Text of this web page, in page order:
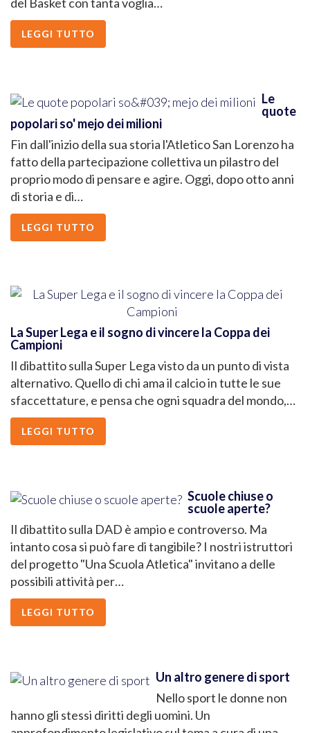
LEGGI TUTTO
Le
quote
popolari so' mejo dei milioni
Fin dall'inizio della sua storia l'Atletico San Lorenzo ha
fatto della partecipazione collettiva un pilastro del
proprio modo di pensare e agire. Oggi, dopo otto anni
di storia e di…
LEGGI TUTTO
La Super Lega e il sogno di vincere la Coppa dei
Campioni
Il dibattito sulla Super Lega visto da un punto di vista
alternativo. Quello di chi ama il calcio in tutte le sue
sfaccettature, e pensa che ogni squadra del mondo,…
LEGGI TUTTO
Scuole chiuse o
scuole aperte?
Il dibattito sulla DAD è ampio e controverso. Ma
intanto cosa si può fare di tangibile? I nostri istruttori
del progetto "Una Scuola Atletica" invitano a delle
possibili attività per…
LEGGI TUTTO
Un altro genere di sport
Nello sport le donne non
hanno gli stessi diritti degli uomini. Un